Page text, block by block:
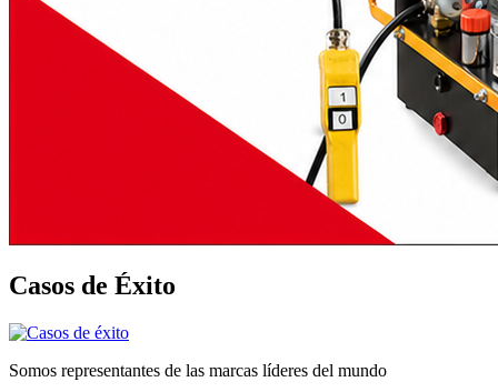
Casos de Éxito
Somos representantes de las marcas líderes del mundo